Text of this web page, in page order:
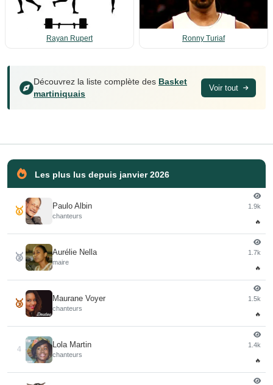
Rayan Rupert Ronny Turiaf
Découvrez la liste complète des Basket
martiniquais
Voir tout
Les plus lus depuis janvier 2026
🥇 Paulo Albin
chanteurs
1.9k
🔥
🥈 Aurélie Nella
maire
1.7k
🔥
🥉 Maurane Voyer
chanteurs
1.5k
🔥
4
Lola Martin
chanteurs
1.4k
🔥